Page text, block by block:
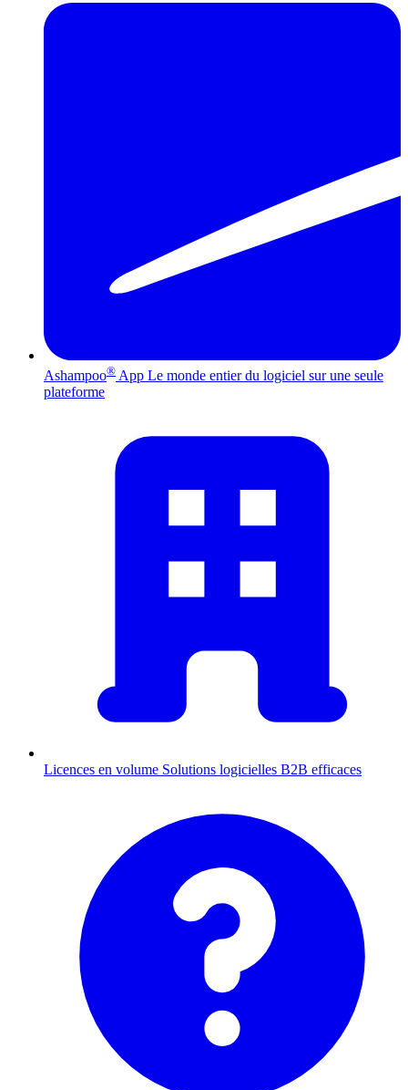
Ashampoo® App Le monde entier du logiciel sur une seule
plateforme
Licences en volume Solutions logicielles B2B efficaces